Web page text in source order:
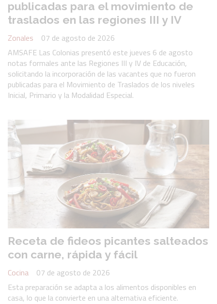
publicadas para el movimiento de
traslados en las regiones III y IV
Zonales
07 de agosto de 2026
AMSAFE Las Colonias presentó este jueves 6 de agosto
notas formales ante las Regiones III y IV de Educación,
solicitando la incorporación de las vacantes que no fueron
publicadas para el Movimiento de Traslados de los niveles
Inicial, Primario y la Modalidad Especial.
Receta de fideos picantes salteados
con carne, rápida y fácil
Cocina
07 de agosto de 2026
Esta preparación se adapta a los alimentos disponibles en
casa, lo que la convierte en una alternativa eficiente.